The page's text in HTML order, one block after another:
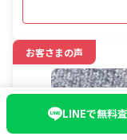
お客さまの声
LINEで無料